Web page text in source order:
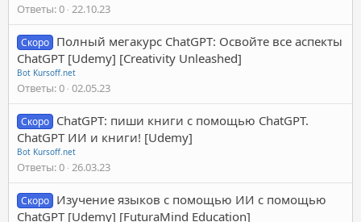
Ответы 0 22.10.23
Скоро Полный мегакурс ChatGPT: Освойте все аспекты
ChatGPT [Udemy] [Creativity Unleashed]
Bot Kursoff.net
Ответы 0 02.05.23
Скоро ChatGPT: пиши книги с помощью ChatGPT.
ChatGPT ИИ и книги! [Udemy]
Bot Kursoff.net
Ответы 0 26.03.23
Скоро Изучение языков с помощью ИИ с помощью
ChatGPT [Udemy] [FuturaMind Education]